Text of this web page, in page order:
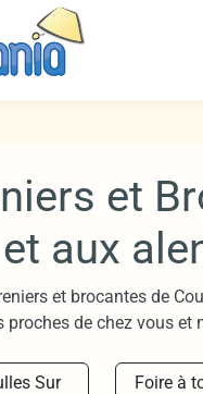
et
aux
et brocantes de
proches de chez vous
Sur
Foire à